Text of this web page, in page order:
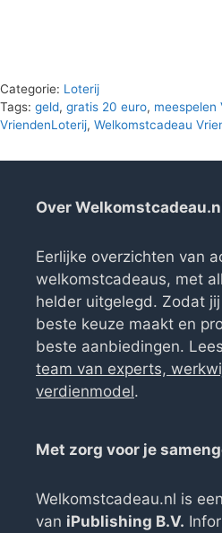
Categorie: Loterij
Tags: geld, gratis 20 euro, meespelen
VriendenLoterij, Welkomstcadeau
Over
Eerlijke overzichten van
welkomstcadeaus, met
helder uitgelegd. Zodat
beste keuze maakt en
beste aanbiedingen. Lees
team van experts,
verdienmodel.
Met zorg voor je
Welkomstcadeau.nl is
van iPublishing B.V.